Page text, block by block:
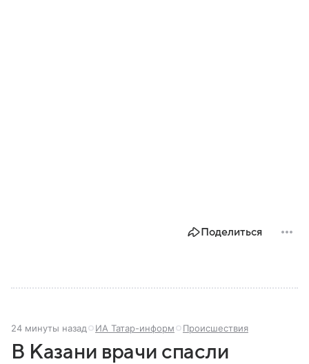
Поделиться
24 минуты назад ИА Татар-информ Происшествия
В Казани врачи спасли